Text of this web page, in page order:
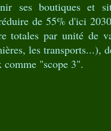
ses boutiques et
de 55% d'ici
totales par unité de
les transports...),
comme "scope 3".